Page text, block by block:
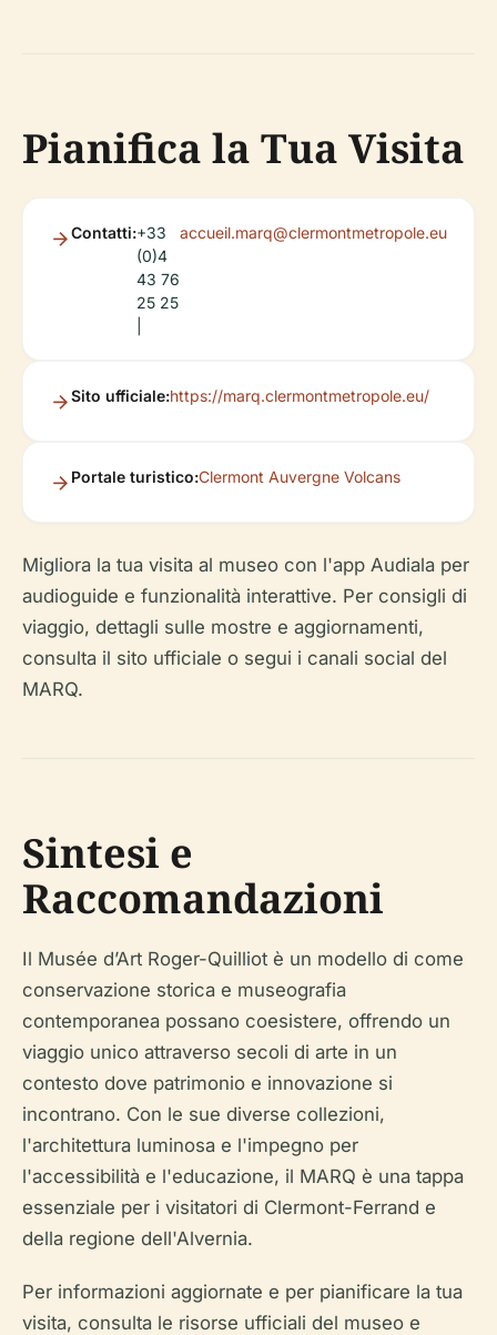
Pianifica la Tua Visita
Contatti:+33
(0)4
43 76
25 25
accueil.marq@clermontmetropole.eu
Sito ufficiale:https://marq.clermontmetropole.eu/
Portale turistico:Clermont Auvergne Volcans
Migliora la tua visita al museo con l'app Audiala per
audioguide e funzionalità interattive. Per consigli di
viaggio, dettagli sulle mostre e aggiornamenti,
consulta il sito ufficiale o segui i canali social del
MARQ.
Sintesi e
Raccomandazioni
Il Musée d’Art Roger-Quilliot è un modello di come
conservazione storica e museografia
contemporanea possano coesistere, offrendo un
viaggio unico attraverso secoli di arte in un
contesto dove patrimonio e innovazione si
incontrano. Con le sue diverse collezioni,
l'architettura luminosa e l'impegno per
l'accessibilità e l'educazione, il MARQ è una tappa
essenziale per i visitatori di Clermont-Ferrand e
della regione dell'Alvernia.
Per informazioni aggiornate e per pianificare la tua
visita, consulta le risorse ufficiali del museo e